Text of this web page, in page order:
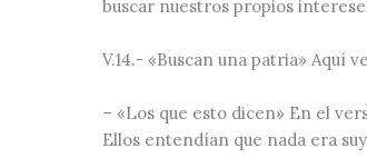
buscar nuestros propios
V.14.- «Buscan una patria» Aquí
– «Los que esto dicen» En el
Ellos entendían que nada era